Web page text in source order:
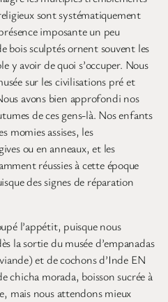
sont systématiquement
imposante un peu
bois sculptés ornent souvent les
y avoir de quoi s’occuper. Nous
sur les civilisations pré et
avons bien approfondi nos
de ces gens-là. Nos enfants
momies assises, les
ou en anneaux, et les
réussies à cette époque
des signes de réparation
l’appétit, puisque nous
la sortie du musée d’empanadas
et de cochons d’Inde EN
chicha morada, boisson sucrée à
mais nous attendons mieux